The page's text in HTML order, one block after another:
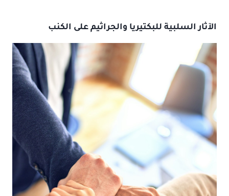
الآثار السلبية للبكتيريا والجراثيم على الكنب